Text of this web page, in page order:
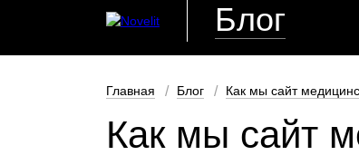
Блог
Главная Блог Как мы сайт
Как мы сайт